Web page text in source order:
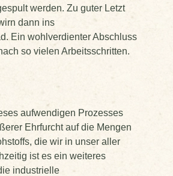
werden. Zu guter Letzt
dann ins
Ein wohlverdienter Abschluss
so vielen Arbeitsschritten.
aufwendigen Prozesses
Ehrfurcht auf die Mengen
die wir in unser aller
ist es ein weiteres
industrielle